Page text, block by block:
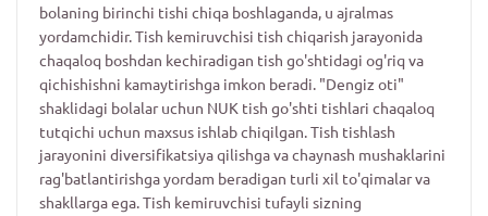
bolaning birinchi tishi chiqa boshlaganda, u ajralmas
yordamchidir. Tish kemiruvchisi tish chiqarish jarayonida
chaqaloq boshdan kechiradigan tish go'shtidagi og'riq va
qichishishni kamaytirishga imkon beradi. "Dengiz oti"
shaklidagi bolalar uchun NUK tish go'shti tishlari chaqaloq
tutqichi uchun maxsus ishlab chiqilgan. Tish tishlash
jarayonini diversifikatsiya qilishga va chaynash mushaklarini
rag'batlantirishga yordam beradigan turli xil to'qimalar va
shakllarga ega. Tish kemiruvchisi tufayli sizning